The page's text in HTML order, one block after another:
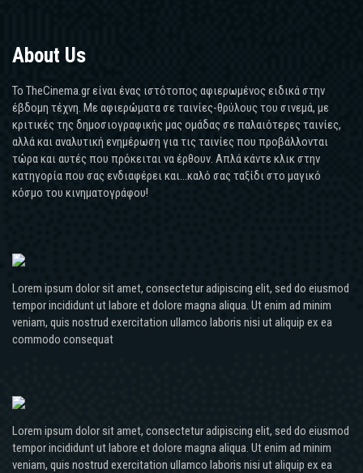
About Us
Το TheCinema.gr είναι ένας ιστότοπος αφιερωμένος ειδικά στην
έβδομη τέχνη. Με αφιερώματα σε ταινίες-θρύλους του σινεμά, με
κριτικές της δημοσιογραφικής μας ομάδας σε παλαιότερες ταινίες,
αλλά και αναλυτική ενημέρωση για τις ταινίες που προβάλλονται
τώρα και αυτές που πρόκειται να έρθουν. Απλά κάντε κλικ στην
κατηγορία που σας ενδιαφέρει και...καλό σας ταξίδι στο μαγικό
κόσμο του κινηματογράφου!
Lorem ipsum dolor sit amet, consectetur adipiscing elit, sed do eiusmod
tempor incididunt ut labore et dolore magna aliqua. Ut enim ad minim
veniam, quis nostrud exercitation ullamco laboris nisi ut aliquip ex ea
commodo consequat
Lorem ipsum dolor sit amet, consectetur adipiscing elit, sed do eiusmod
tempor incididunt ut labore et dolore magna aliqua. Ut enim ad minim
veniam, quis nostrud exercitation ullamco laboris nisi ut aliquip ex ea